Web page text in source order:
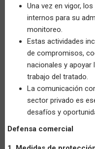
Una vez en vigor,
internos para su
monitoreo.
Estas actividades
de compromisos,
nacionales y
trabajo del tratado.
La comunicación
sector privado es
desafíos y
Defensa comercial